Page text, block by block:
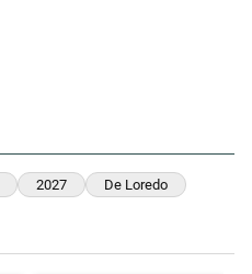
2027 De Loredo